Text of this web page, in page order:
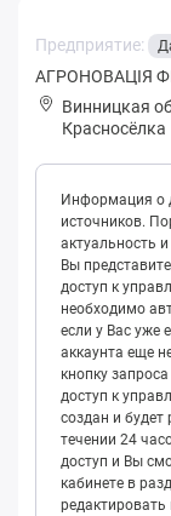
Предприятие:
АГРОНОВАЦІЯ
Винницкая
Красносёлка
Информация о
источников.
актуальность
Вы
доступ к
необходимо
если у Вас уже
аккаунта еще
кнопку
доступ к
создан и
течении 24
доступ и Вы
кабинете в